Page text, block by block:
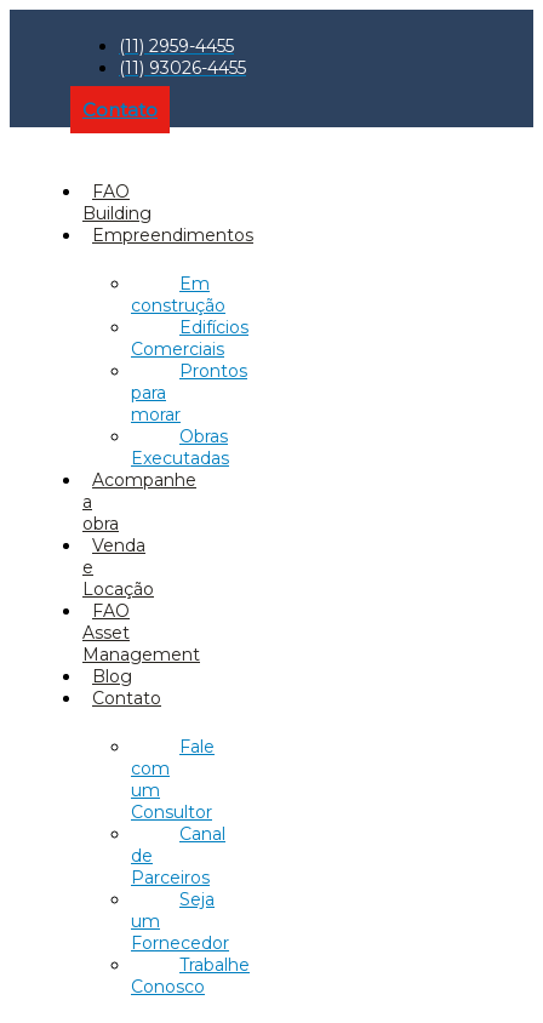
(11) 2959-4455
(11) 93026-4455
Contato
FAO
Building
Empreendimentos
Em
construção
Edifícios
Comerciais
Prontos
para
morar
Obras
Executadas
Acompanhe
a
obra
Venda
e
Locação
FAO
Asset
Management
Blog
Contato
Fale
com
um
Consultor
Canal
de
Parceiros
Seja
um
Fornecedor
Trabalhe
Conosco